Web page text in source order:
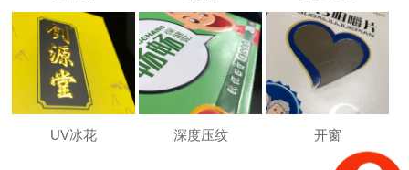
UV冰花 深度压纹 开窗